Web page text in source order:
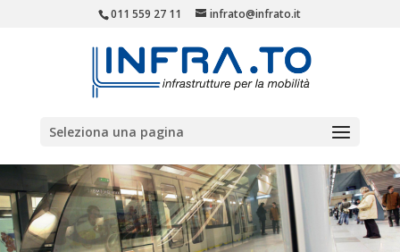
011 559 27 11 infrato@infrato.it
Seleziona una pagina